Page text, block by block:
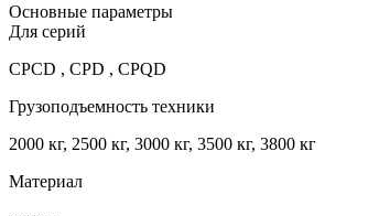
Основные параметры
Для серий
CPCD , CPD , CPQD
Грузоподъемность техники
2000 кг, 2500 кг, 3000 кг, 3500 кг, 3800 кг
Материал